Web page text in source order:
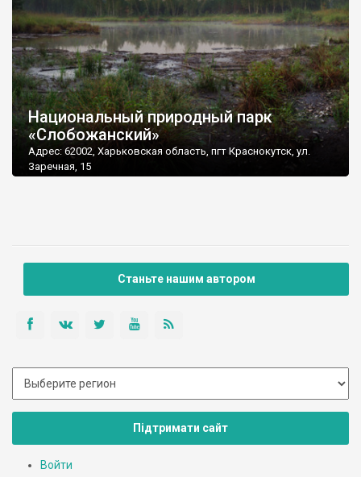
Национальный природный парк
«Слобожанский»
Адрес: 62002, Харьковская область, пгт Краснокутск, ул.
Заречная, 15
Станьте нашим автором
Підтримати сайт
Войти